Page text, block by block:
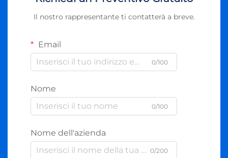
Il nostro rappresentante ti contatterà a breve.
Email
0/100
Nome
0/100
Nome dell'azienda
0/200